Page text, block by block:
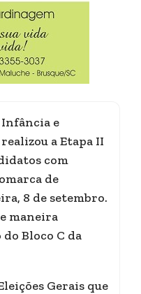
Infância e
a Etapa II
com
de
8 de setembro.
maneira
Bloco C da
Gerais que